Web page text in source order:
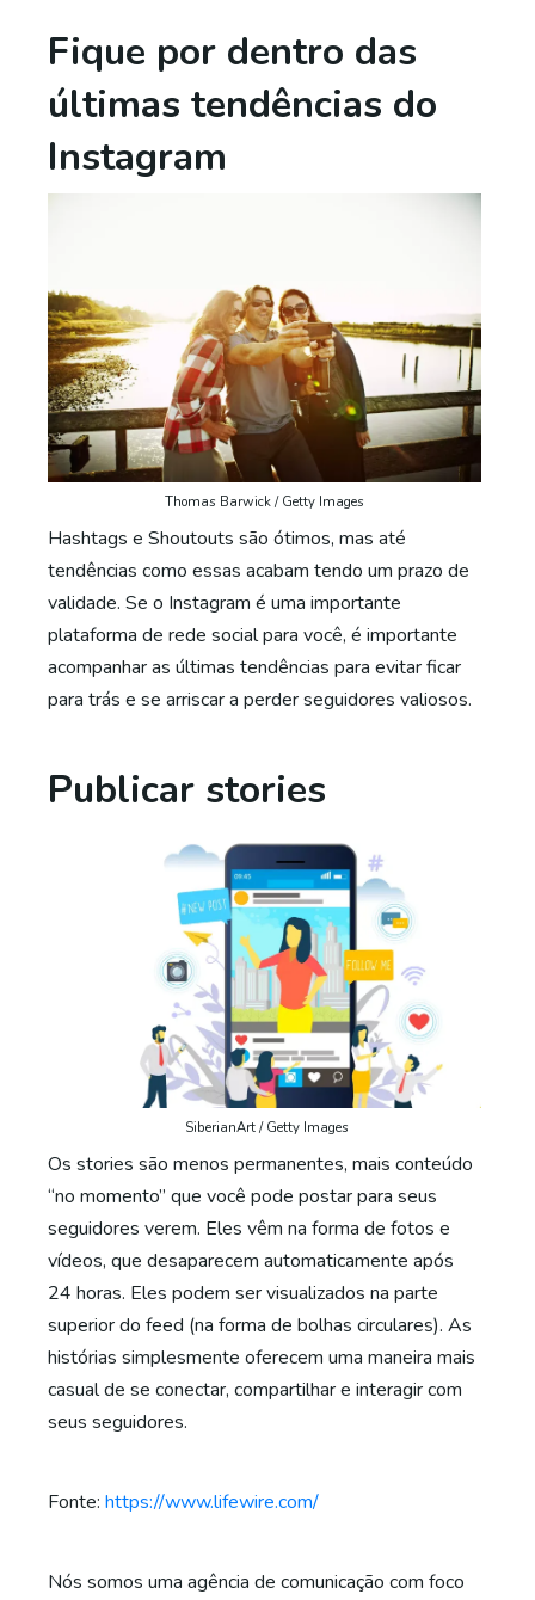
Fique por dentro das
últimas tendências do
Instagram
Thomas Barwick / Getty Images
Hashtags e Shoutouts são ótimos, mas até
tendências como essas acabam tendo um prazo de
validade. Se o Instagram é uma importante
plataforma de rede social para você, é importante
acompanhar as últimas tendências para evitar ficar
para trás e se arriscar a perder seguidores valiosos.
Publicar stories
SiberianArt / Getty Images
Os stories são menos permanentes, mais conteúdo
“no momento” que você pode postar para seus
seguidores verem. Eles vêm na forma de fotos e
vídeos, que desaparecem automaticamente após
24 horas. Eles podem ser visualizados na parte
superior do feed (na forma de bolhas circulares). As
histórias simplesmente oferecem uma maneira mais
casual de se conectar, compartilhar e interagir com
seus seguidores.
Fonte: https://www.lifewire.com/
Nós somos uma agência de comunicação com foco